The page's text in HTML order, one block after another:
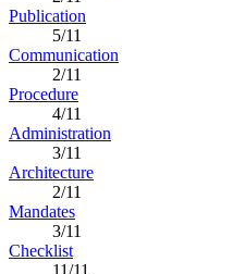
Publication
5/11
Communication
2/11
Procedure
4/11
Administration
3/11
Architecture
2/11
Mandates
3/11
Checklist